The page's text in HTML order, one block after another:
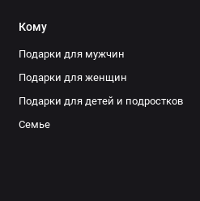
Кому
Подарки для мужчин
Подарки для женщин
Подарки для детей и подростков
Семье